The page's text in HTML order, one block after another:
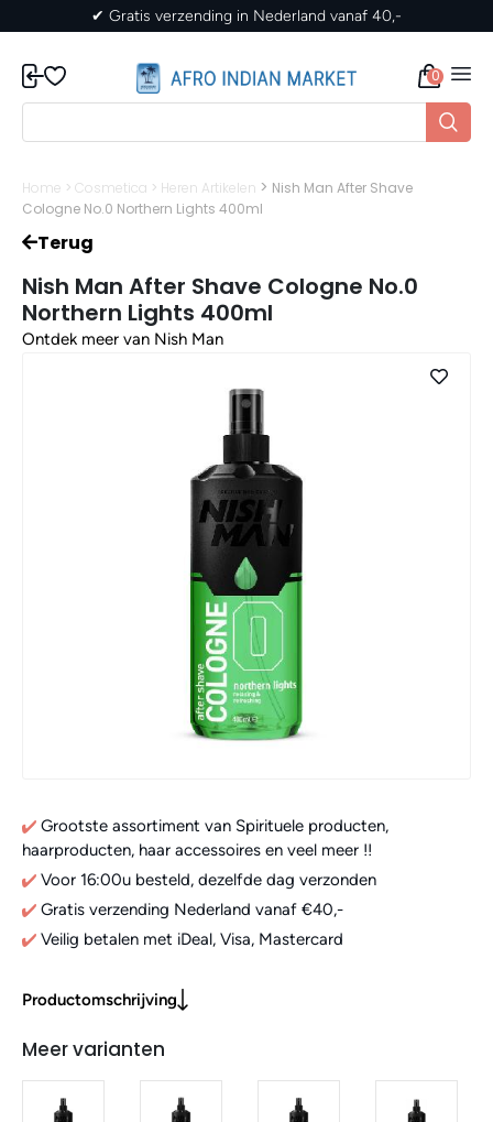
✔ Gratis verzending in Nederland vanaf 40,-
0
Home > Cosmetica > Heren Artikelen > Nish Man After Shave
Cologne No.0 Northern Lights 400ml
Terug
Nish Man After Shave Cologne No.0
Northern Lights 400ml
Ontdek meer van Nish Man
Grootste assortiment van Spirituele producten,
haarproducten, haar accessoires en veel meer !!
Voor 16:00u besteld, dezelfde dag verzonden
Gratis verzending Nederland vanaf €40,-
Veilig betalen met iDeal, Visa, Mastercard
Productomschrijving
Meer varianten